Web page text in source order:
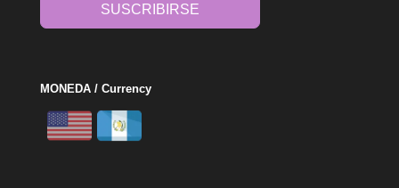
SUSCRIBIRSE
MONEDA / Currency